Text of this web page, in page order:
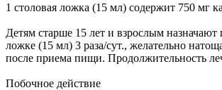
1 столовая ложка (15 мл) содержит 750 мг
Детям старше 15 лет и взрослым назначают
ложке (15 мл) 3 раза/сут., желательно
после приема пищи. Продолжительность
Побочное действие